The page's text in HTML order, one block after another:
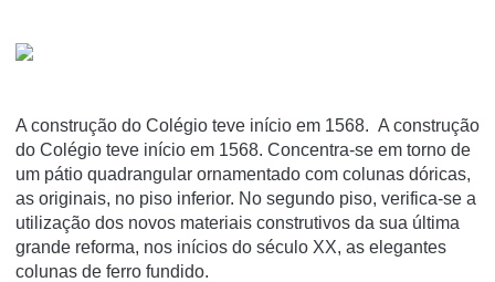
A construção do Colégio teve início em 1568. A construção
do Colégio teve início em 1568. Concentra-se em torno de
um pátio quadrangular ornamentado com colunas dóricas,
as originais, no piso inferior. No segundo piso, verifica-se a
utilização dos novos materiais construtivos da sua última
grande reforma, nos inícios do século XX, as elegantes
colunas de ferro fundido.